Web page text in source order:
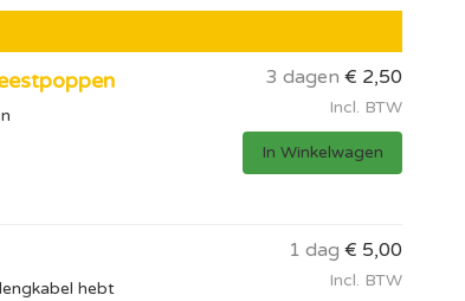
3 dagen € 2,50
Incl. BTW
In Winkelwagen
1 dag € 5,00
Incl. BTW
hebt